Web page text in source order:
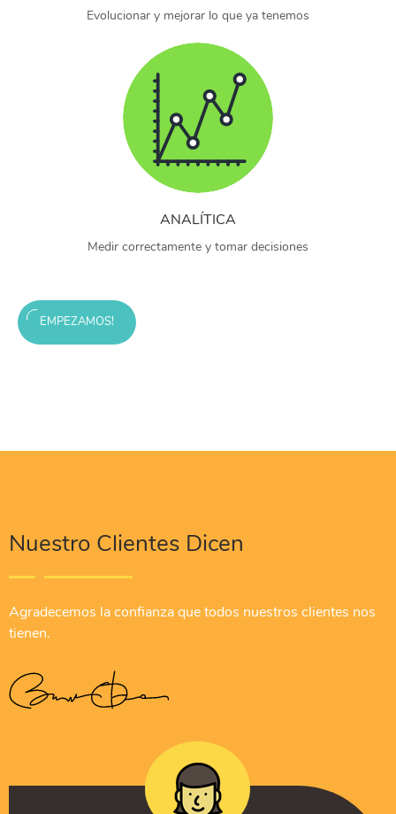
Evolucionar y mejorar lo que ya tenemos
ANALÍTICA
Medir correctamente y tomar decisiones
EMPEZAMOS!
Nuestro Clientes Dicen
Agradecemos la confianza que todos nuestros clientes nos
tienen.